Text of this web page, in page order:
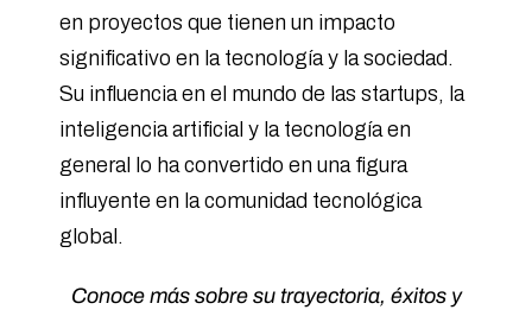
en proyectos que tienen un impacto
significativo en la tecnología y la sociedad.
Su influencia en el mundo de las startups, la
inteligencia artificial y la tecnología en
general lo ha convertido en una figura
influyente en la comunidad tecnológica
global.
Conoce más sobre su trayectoria, éxitos y